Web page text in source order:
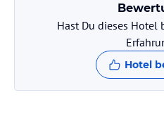
Hast Du dieses Hotel
Hotel